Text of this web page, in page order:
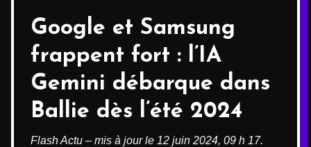
Google et Samsung
frappent fort : l’IA
Gemini débarque dans
Ballie dès l’été 2024
Flash Actu – mis à jour le 12 juin 2024, 09 h 17.